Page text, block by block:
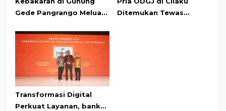
Gede Pangrango Meluas,
di Area Kawah Wadon
Ditemukan Tewas
Transformasi Digital
Perkuat Layanan, bank